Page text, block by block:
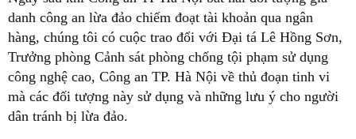
danh công an lừa đảo chiếm đoạt tài khoản qua ngân
hàng, chúng tôi có cuộc trao đổi với Đại tá Lê Hồng Sơn,
Trưởng phòng Cảnh sát phòng chống tội phạm sử dụng
công nghệ cao, Công an TP. Hà Nội về thủ đoạn tinh vi
mà các đối tượng này sử dụng và những lưu ý cho người
dân tránh bị lừa đảo.